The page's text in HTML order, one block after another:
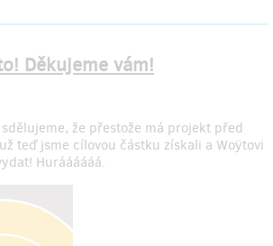
Děkujeme vám!
že přestože má projekt před
teď jsme cílovou částku získali a Woÿtovi
Huráááááá.